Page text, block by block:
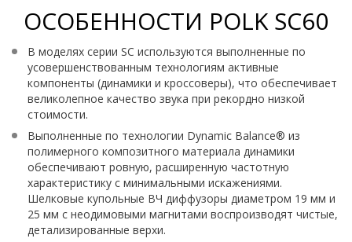
ОСОБЕННОСТИ POLK SC60
В моделях серии SC используются выполненные по
усовершенствованным технологиям активные
компоненты (динамики и кроссоверы), что обеспечивает
великолепное качество звука при рекордно низкой
стоимости.
Выполненные по технологии Dynamic Balance® из
полимерного композитного материала динамики
обеспечивают ровную, расширенную частотную
характеристику с минимальными искажениями.
Шелковые купольные ВЧ диффузоры диаметром 19 мм и
25 мм с неодимовыми магнитами воспроизводят чистые,
детализированные верхи.